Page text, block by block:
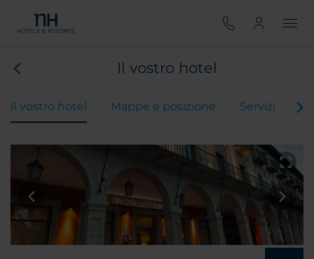
Il vostro hotel
Il vostro hotel Mappe e posizione Servizi